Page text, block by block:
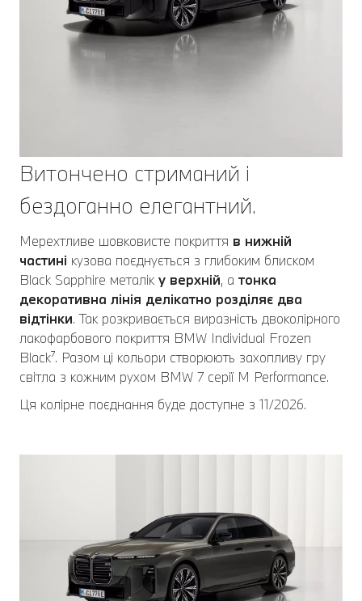
Витончено стриманий і
бездоганно елегантний.
Мерехтливе шовковисте покриття в нижній
частині кузова поєднується з глибоким блиском
Black Sapphire металік у верхній, а тонка
декоративна лінія делікатно розділяє два
відтінки. Так розкривається виразність двоколірного
лакофарбового покриття BMW Individual Frozen
Black⁷. Разом ці кольори створюють захопливу гру
світла з кожним рухом BMW 7 серії M Performance.
Ця колірне поєднання буде доступне з 11/2026.